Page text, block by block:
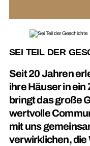
SEI TEIL DER
Seit 20 Jahren
ihre Häuser in
bringt das große
wertvolle
mit uns
verwirklichen, die